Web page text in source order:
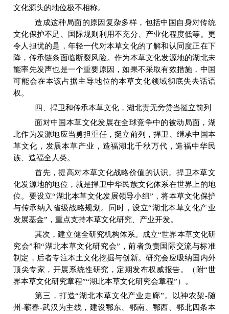
文化源头的地位极不相称。
造成这种局面的原因复杂多样，包括中国自身对传统
文化保护不足、国际规则利用不充分、产业化程度低等。更
令人担忧的是，年轻一代对本草文化的了解和认同度正在下
降，传承链条面临断裂风险。作为本草文化发源地的湖北未
能率先发声也是一个重要原因，如果不采取有效措施，中国
可能会在本该占据主导地位的本草文化领域彻底失去话语
权。
四、捍卫和传承本草文化，湖北责无旁贷当挺立前列
面对中国本草文化发展在全球竞争中的被动局面，湖
北作为发源地应当勇担重任，挺立前列，捍卫、继承中国本
草文化，发展本草产业，造福湖北千秋万代，造福中华民
族、造福全人类。
首先，提高对本草文化战略价值的认识。捍卫本草文
化发源地的地位，就是捍卫中华民族文化体系在世界上的地
位。要设立“湖北本草文化发展领导小组” ，将本草文化保护
与传承纳入省级战略规划。同时，设立“湖北本草文化产业
发展基金” ，重点支持本草文化研究、产业开发。
其次，建立健全研究机构体系。成立“世界本草文化研
究会”和“湖北本草文化研究会” ，前者负责国际交流与标准
制定，后者专注本土文化挖掘与创新。研究会应吸纳国内外
顶尖专家，开展系统性研究，定期发布权威报告。（附“世
界本草文化研究章程”“湖北本草文化研究会章程”）。
第三，打造“湖北本草文化产业走廊” 。以神农架-随
州 -蕲春-武汉为主线，建设鄂东、鄂南、鄂西、鄂北四条本